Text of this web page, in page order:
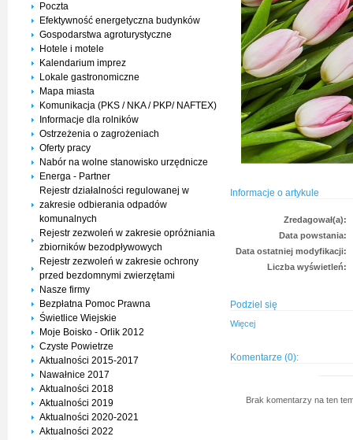
Poczta
Efektywność energetyczna budynków
Gospodarstwa agroturystyczne
Hotele i motele
Kalendarium imprez
Lokale gastronomiczne
Mapa miasta
Komunikacja (PKS / NKA / PKP/ NAFTEX)
Informacje dla rolników
Ostrzeżenia o zagrożeniach
Oferty pracy
Nabór na wolne stanowisko urzędnicze
Energa - Partner
Rejestr działalności regulowanej w
zakresie odbierania odpadów
komunalnych
Rejestr zezwoleń w zakresie opróżniania
zbiorników bezodpływowych
Rejestr zezwoleń w zakresie ochrony
przed bezdomnymi zwierzętami
Nasze firmy
Bezpłatna Pomoc Prawna
Świetlice Wiejskie
Moje Boisko - Orlik 2012
Czyste Powietrze
Aktualności 2015-2017
Nawałnice 2017
Aktualności 2018
Aktualności 2019
Aktualności 2020-2021
Aktualności 2022
Informacje o artykule
Zredagował(a):
Data powstania:
Data ostatniej modyfikacji:
Liczba wyświetleń:
Podziel się
Więcej
Komentarze (0):
Brak komentarzy na ten